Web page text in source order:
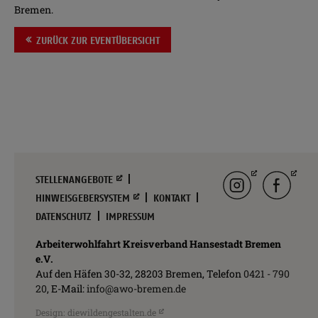
Bremen.
ZURÜCK ZUR EVENTÜBERSICHT
Navigation
überspringen
STELLENANGEBOTE
HINWEISGEBERSYSTEM
KONTAKT
DATENSCHUTZ
IMPRESSUM
Arbeiterwohlfahrt Kreisverband Hansestadt Bremen
e.V.
Auf den Häfen 30-32, 28203 Bremen, Telefon 0421 - 790
20, E-Mail:info@awo-bremen.de
Design: diewildengestalten.de
Instagramfacebook